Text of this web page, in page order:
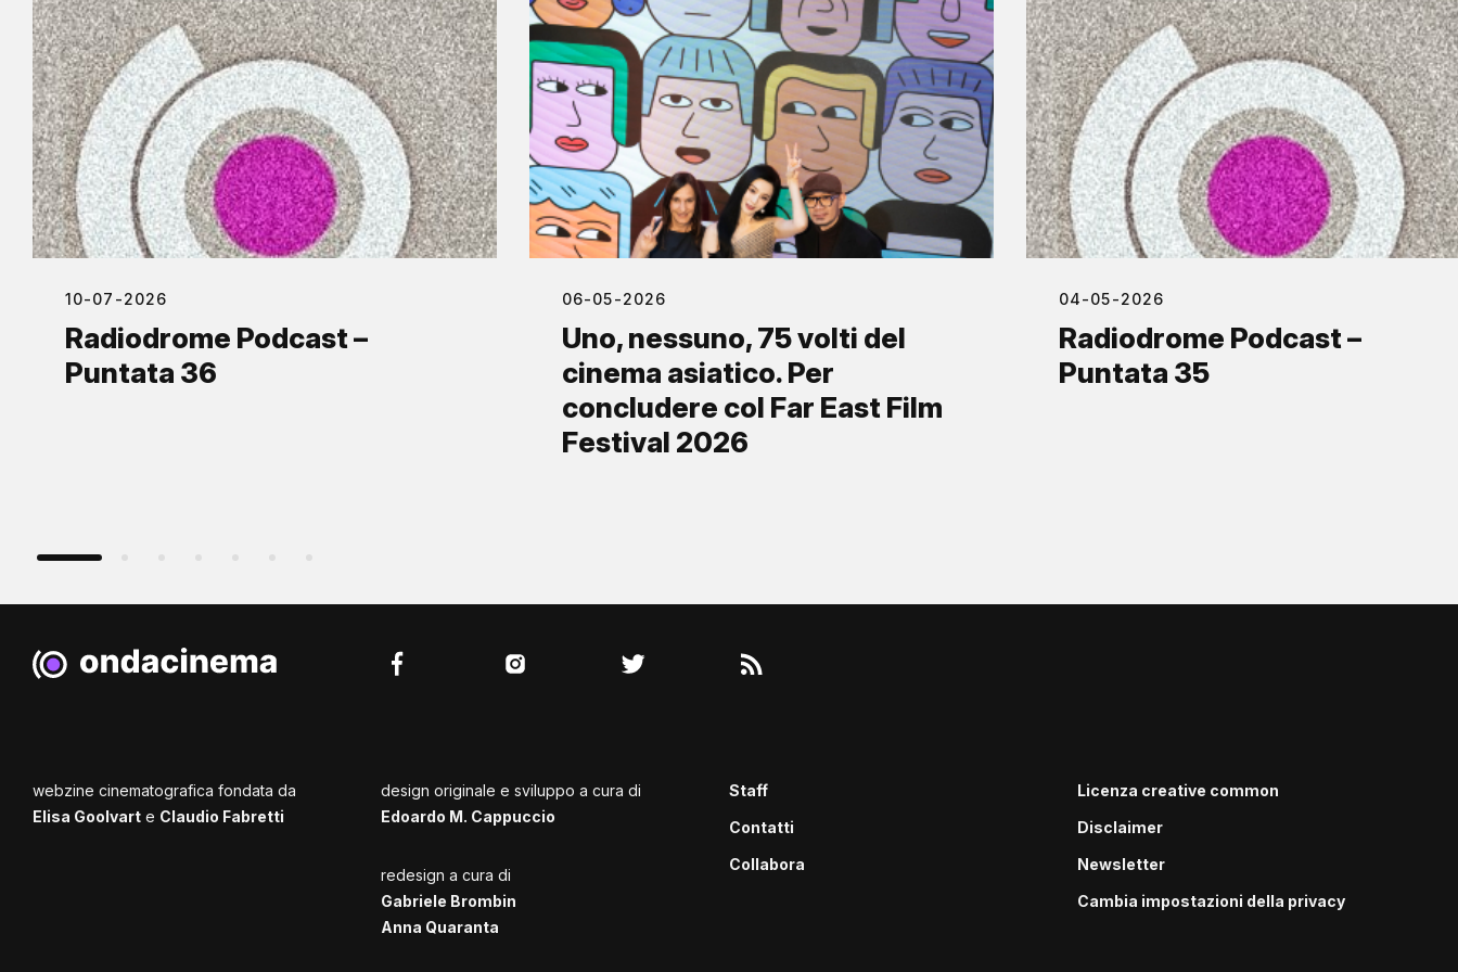
10-07-2026
Radiodrome Podcast –
Puntata 36
06-05-2026
Uno, nessuno, 75 volti del
cinema asiatico. Per
concludere col Far East Film
Festival 2026
04-05-2026
Radiodrome Podcast –
Puntata 35
webzine cinematografica fondata da
Elisa Goolvart e Claudio Fabretti
design originale e sviluppo a cura di
Edoardo M. Cappuccio
redesign a cura di
Gabriele Brombin
Anna Quaranta
Staff
Contatti
Collabora
Licenza creative common
Disclaimer
Newsletter
Cambia impostazioni della privacy